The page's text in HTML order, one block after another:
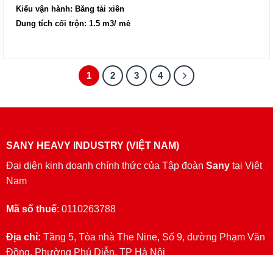
Kiểu vận hành: Băng tải xiên
Dung tích cối trộn: 1.5 m3/ mẻ
1 2 3 4
SANY HEAVY INDUSTRY (VIỆT NAM)
Đại diện kinh doanh chính thức của Tập đoàn Sanytại Việt
Nam
Mã số thuế: 0110263788
Địa chỉ: Tầng 5, Tòa nhà The Nine, Số 9, đường Phạm Văn
Đồng, Phường Phú Diễn, TP Hà Nội